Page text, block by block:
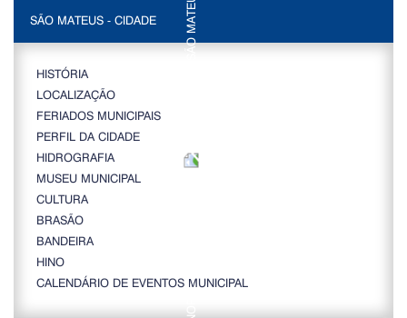
SÃO MATEUS - CIDADE
HISTÓRIA
LOCALIZAÇÃO
FERIADOS MUNICIPAIS
PERFIL DA CIDADE
HIDROGRAFIA
MUSEU MUNICIPAL
CULTURA
BRASÃO
BANDEIRA
HINO
CALENDÁRIO DE EVENTOS MUNICIPAL